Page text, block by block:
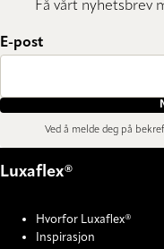
Få vårt nyhetsbrev
E-post
Ved å melde deg på
Luxaflex®
Hvorfor Luxaflex®
Inspirasjon